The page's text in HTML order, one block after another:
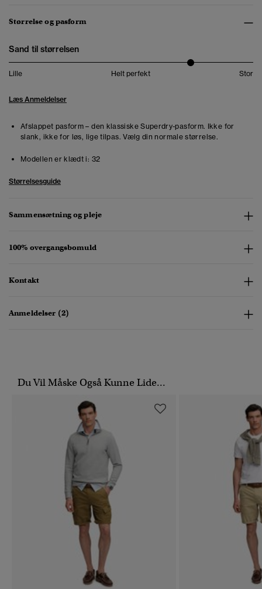
Størrelse og pasform
Sand til størrelsen
Lille Helt perfekt Stor
Læs Anmeldelser
Afslappet pasform – den klassiske Superdry-pasform. Ikke for
slank, ikke for løs, lige tilpas. Vælg din normale størrelse.
Modellen er klædt i: 32
Størrelsesguide
Sammensætning og pleje
100% overgangsbomuld
Kontakt
Anmeldelser (2)
Du Vil Måske Også Kunne Lide...